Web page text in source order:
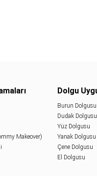
Makeover)
Dolgu
Burun Dolgusu
Dudak Dolgusu
Yüz Dolgusu
Yanak Dolgusu
Çene Dolgusu
El Dolgusu